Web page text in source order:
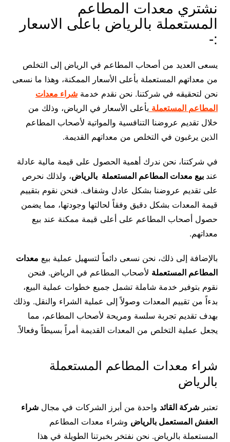
نشتري معدات المطاعم
المستعملة بالرياض باعلى الاسعار
:-
يسعى العديد من أصحاب المطاعم في الرياض إلى التخلص
من معداتهم المستعملة بأعلى الأسعار الممكنة، وهذا ما نسعى
نحن لتحقيقه في شركتنا. نحن نقدم خدمة شراء معدات
المطاعم المستعملة بأعلى الأسعار في الرياض، وذلك من
خلال تقديم عروضنا التنافسية والمواتية لأصحاب المطاعم
الذين يرغبون في التخلص من معداتهم القديمة.
في شركتنا، نحن ندرك أهمية الحصول على قيمة مالية عادلة
عند بيع معدات المطاعم المستعملة بالرياض، ولذلك نحرص
على تقديم عروضنا بشكل عادل وشفاف. فنحن نقوم بتقييم
قيمة المعدات بشكل دقيق وفقاً لحالتها وجودتها، مما يضمن
حصول أصحاب المطاعم على أعلى قيمة ممكنة عند بيع
معداتهم.
بالإضافة إلى ذلك، نحن نسعى دائماً لتسهيل عملية بيع معدات
المطاعم المستعملة لأصحاب المطاعم في الرياض. فنحن
نقوم بتوفير خدمة شاملة تشمل جميع خطوات عملية البيع،
بدءاً من تقييم المعدات وصولاً إلى عملية الشراء والنقل. وذلك
بهدف تقديم تجربة سلسة ومريحة لأصحاب المطاعم، مما
يجعل عملية التخلص من المعدات القديمة أمراً بسيطاً وفعالاً.
شراء معدات المطاعم المستعملة
بالرياض
تعتبر شركة القائد واحدة من أبرز الشركات في مجال شراء
العفش المستعمل بالرياض وشراء معدات المطاعم
المستعملة بالرياض. نحن نفتخر بخبرتنا الطويلة في هذا